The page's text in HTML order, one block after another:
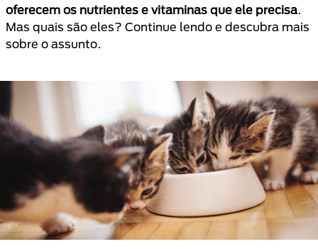
oferecem os nutrientes e vitaminas que ele precisa.
Mas quais são eles? Continue lendo e descubra mais
sobre o assunto.